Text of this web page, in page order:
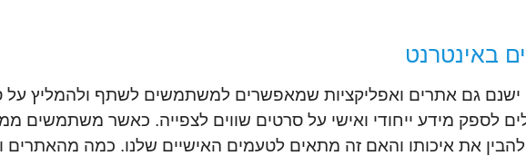
באינטרנט
ישנם גם אתרים ואפליקציות שמאפשרים למשתמשים לשתף ולהמליץ על
לספק מידע ייחודי ואישי על סרטים שווים לצפייה. כאשר משתמשים
את איכותו והאם זה מתאים לטעמים האישיים שלנו. כמה מהאתרים